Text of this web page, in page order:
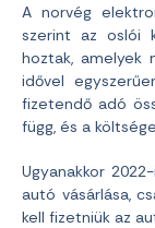
A norvég
szerint az oslói
hoztak, amelyek
idővel
fizetendő adó
függ, és a
Ugyanakkor
autó vásárlása,
kell fizetniük az